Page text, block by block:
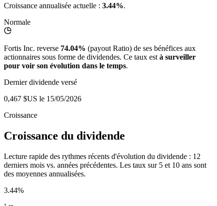
Croissance annualisée actuelle : 3.44%.
Normale
Fortis Inc. reverse 74.04% (payout Ratio) de ses bénéfices aux
actionnaires sous forme de dividendes. Ce taux est à surveiller
pour voir son évolution dans le temps.
Dernier dividende versé
0,467 $US le 15/05/2026
Croissance
Croissance du dividende
Lecture rapide des rythmes récents d'évolution du dividende : 12
derniers mois vs. années précédentes. Les taux sur 5 et 10 ans sont
des moyennes annualisées.
3.44%